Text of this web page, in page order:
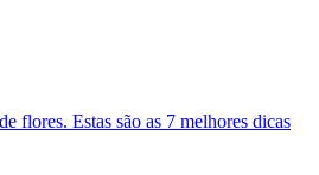
flores. Estas são as 7 melhores dicas